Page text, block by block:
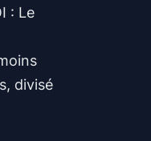
: Le
divisé